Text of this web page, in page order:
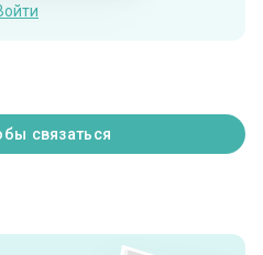
связаться